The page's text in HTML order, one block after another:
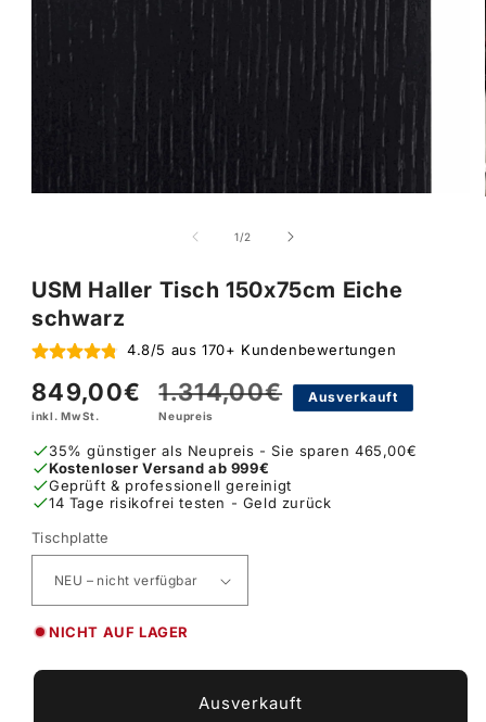
1/von
2
USM Haller Tisch 150x75cm Eiche
schwarz
4.8/5 aus 170+ Kundenbewertungen
Verkaufspreis
849,00€
inkl. MwSt.
Normaler
1.314,00€
Neupreis
Ausverkauft
35% günstiger als Neupreis - Sie sparen 465,00€
Kostenloser Versand ab 999€
Geprüft & professionell gereinigt
14 Tage risikofrei testen - Geld zurück
Tischplatte
NICHT AUF LAGER
Ausverkauft